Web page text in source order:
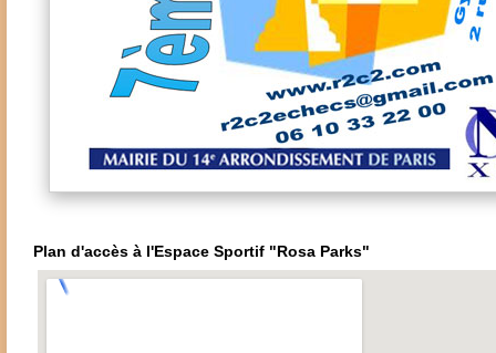
Plan d'accès à l'Espace Sportif "Rosa Parks"